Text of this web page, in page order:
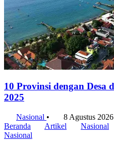
10 Provinsi dengan Desa
2025
Nasional •
8 Agustus 2026
Beranda
Artikel
Nasional
Nasional